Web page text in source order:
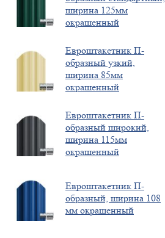
ширина 125мм
окрашенный
Евроштакетник П-
образный узкий,
ширина 85мм
окрашенный
Евроштакетник П-
образный широкий,
ширина 115мм
окрашенный
Евроштакетник П-
образный, ширина 108
мм окрашенный